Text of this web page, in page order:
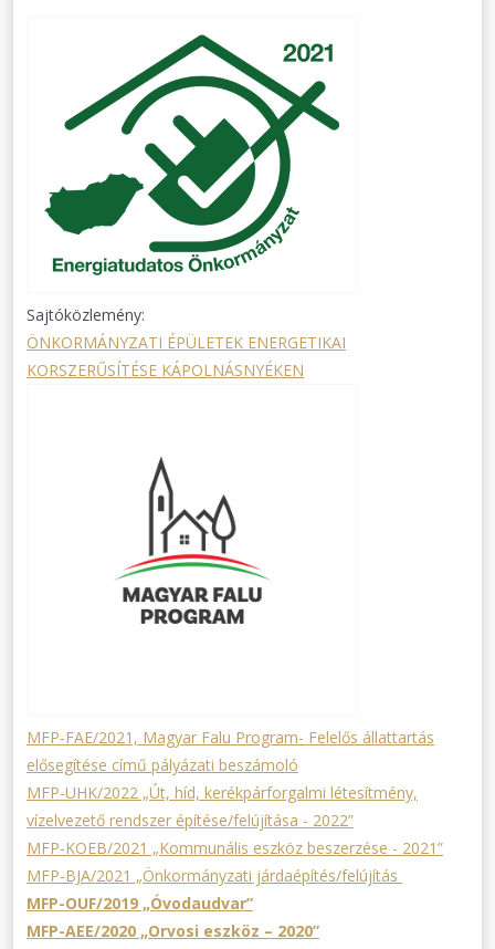
Sajtóközlemény:
ÖNKORMÁNYZATI ÉPÜLETEK ENERGETIKAI
KORSZERŰSÍTÉSE KÁPOLNÁSNYÉKEN
MFP-FAE/2021, Magyar Falu Program- Felelős állattartás
elősegítése című pályázati beszámoló
MFP-UHK/2022 „Út, híd, kerékpárforgalmi létesítmény,
vízelvezető rendszer építése/felújítása - 2022”
MFP-KOEB/2021 „Kommunális eszköz beszerzése - 2021”
MFP-BJA/2021 „Önkormányzati járdaépítés/felújítás
MFP-OUF/2019 „Óvodaudvar”
MFP-AEE/2020 „Orvosi eszköz – 2020”